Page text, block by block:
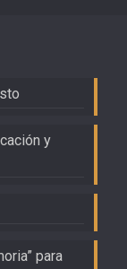
y
para